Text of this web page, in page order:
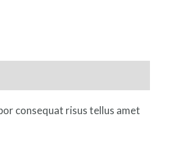
consequat risus tellus amet